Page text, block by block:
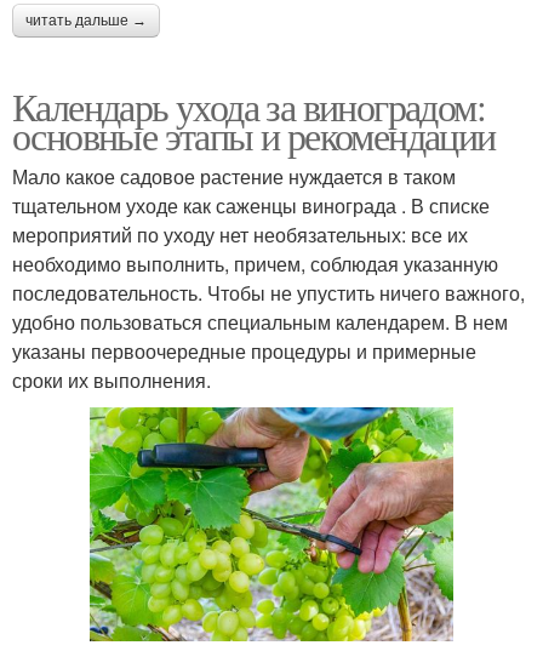
читать дальше →
Календарь ухода за виноградом:
основные этапы и рекомендации
Мало какое садовое растение нуждается в таком
тщательном уходе как саженцы винограда . В списке
мероприятий по уходу нет необязательных: все их
необходимо выполнить, причем, соблюдая указанную
последовательность. Чтобы не упустить ничего важного,
удобно пользоваться специальным календарем. В нем
указаны первоочередные процедуры и примерные
сроки их выполнения.